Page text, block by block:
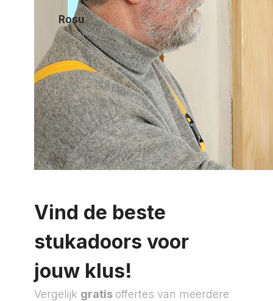
Rosu
Bredeweg 60, 3723 Guigoven
Vind de beste
stukadoors voor
jouw klus!
Vergelijk gratis offertes van meerdere